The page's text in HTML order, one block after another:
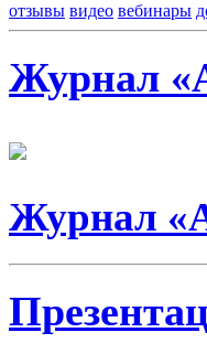
отзывы видео вебинары
Журнал
Журнал